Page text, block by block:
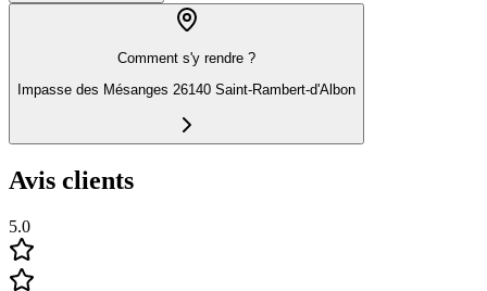
Comment s'y rendre ?
Impasse des Mésanges 26140 Saint-Rambert-d'Albon
Avis clients
5.0